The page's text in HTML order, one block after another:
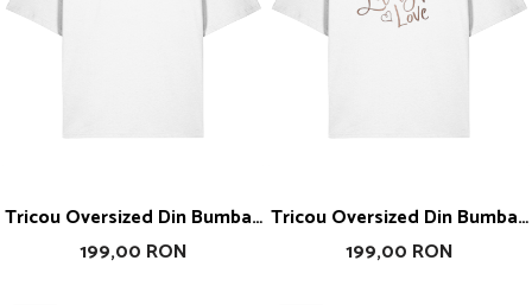
Tricou Oversized Din Bumbac
Organic Wear What Make
199,00 RON
Tricou Oversized Din Bumbac
Organic Live Laught Love
199,00 RON